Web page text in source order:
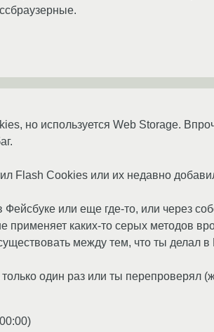
но используется Web Storage.
Flash Cookies или их недавно
или еще где-то, или через
применяет каких-то серых методов
между тем, что ты делал в
один раз или ты перепроверял
)